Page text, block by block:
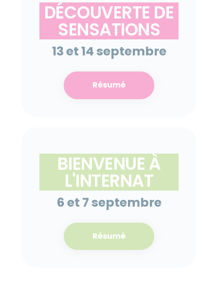
DÉCOUVERTE DE
SENSATIONS
13 et 14 septembre
Résumé
BIENVENUE À
L'INTERNAT
6 et 7 septembre
Résumé